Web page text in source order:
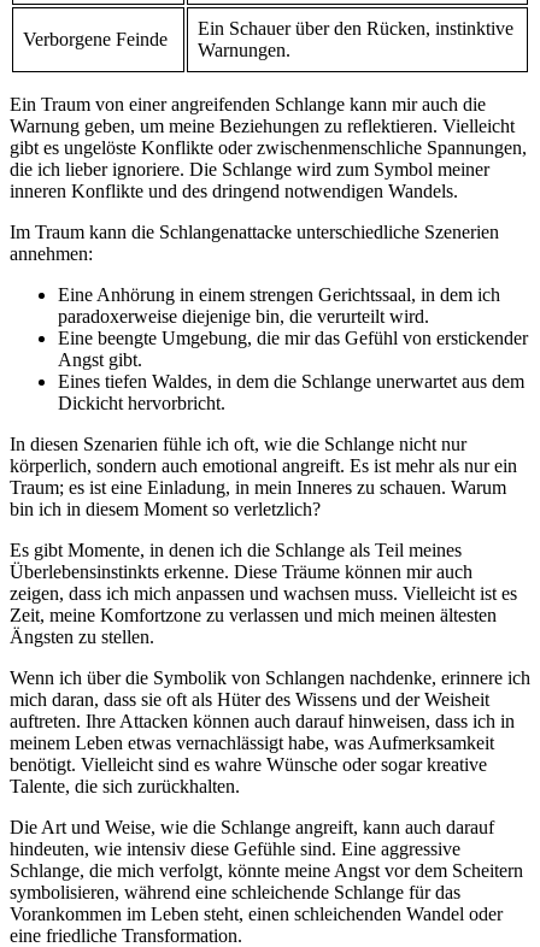
Verborgene Feinde
Ein Schauer über den Rücken, instinktive
Warnungen.
Ein Traum von einer angreifenden⁤ Schlange kann mir auch die
Warnung ⁢geben, um meine Beziehungen zu reflektieren. ⁢Vielleicht
gibt es ungelöste Konflikte oder zwischenmenschliche Spannungen,
die ich lieber ⁢ignoriere. Die Schlange wird ⁣zum ‍Symbol meiner
inneren Konflikte und des dringend notwendigen Wandels.
Im Traum kann die Schlangenattacke ​unterschiedliche Szenerien
annehmen:
Eine Anhörung in⁣ einem strengen Gerichtssaal, in dem ich
paradoxerweise diejenige bin, die verurteilt wird.
Eine beengte ‌Umgebung, ⁣die mir das Gefühl von erstickender⁣
Angst gibt.
Eines tiefen Waldes, in dem die Schlange unerwartet aus dem
Dickicht hervorbricht.
In diesen​ Szenarien fühle ich ‌oft, wie​ die Schlange nicht nur
körperlich, sondern auch emotional angreift. Es​ ist mehr⁢ als ⁤nur ein
Traum;‌ es ist ⁤eine‌ Einladung, in mein Inneres zu schauen. Warum
bin ‌ich ⁢in diesem ‍Moment so verletzlich?
Es​ gibt Momente, ⁣in denen ich​ die Schlange⁣ als Teil⁣ meines
Überlebensinstinkts ‍erkenne. Diese Träume⁢ können mir auch
zeigen, dass ich mich anpassen und wachsen‍ muss. Vielleicht ist es‌
Zeit, meine Komfortzone zu ‌verlassen und mich⁤ meinen ältesten
‌Ängsten zu stellen.
Wenn ich⁣ über die ​Symbolik von Schlangen nachdenke, erinnere ich⁣
mich daran, dass ​sie oft ⁤als Hüter⁢ des Wissens⁤ und der ​Weisheit
auftreten. ⁤Ihre⁤ Attacken können auch darauf hinweisen, dass ich in
meinem ⁤Leben etwas vernachlässigt ⁢habe, was ⁤Aufmerksamkeit
‌benötigt. Vielleicht ⁢sind es wahre Wünsche oder sogar​ kreative
Talente, die sich zurückhalten.
Die Art und Weise, wie die Schlange angreift, kann auch darauf
hindeuten, wie intensiv diese Gefühle​ sind. Eine ‍aggressive‍
Schlange, die‍ mich ⁢verfolgt, könnte​ meine⁤ Angst vor⁢ dem ⁢Scheitern
symbolisieren, während eine schleichende Schlange ⁢für das
Vorankommen im Leben steht, einen ⁣schleichenden⁣ Wandel oder
eine friedliche ‍Transformation.